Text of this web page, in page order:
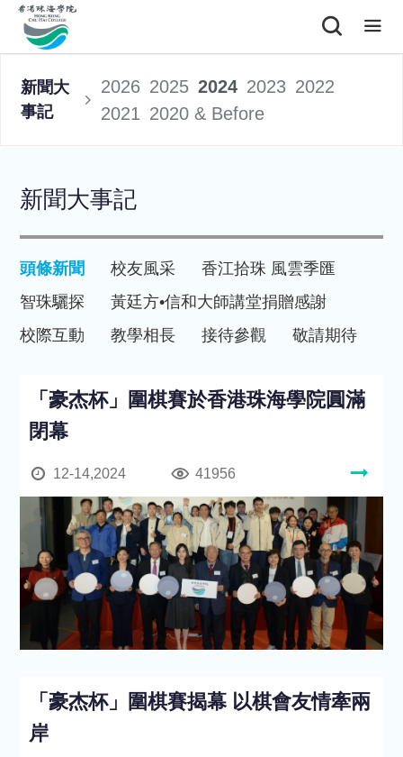
新聞大
事記
2026 2025 2024 2023 2022
2021 2020 & Before
新聞大事記
頭條新聞 校友風采
香江拾珠 風雲季匯
智珠驪探
黃廷方•信和大師講堂捐贈感謝
校際互動
教學相長 接待參觀 敬請期待
「豪杰杯」圍棋賽於香港珠海學院圓滿
閉幕
12-14,2024 41956
「豪杰杯」圍棋賽揭幕 以棋會友情牽兩
岸